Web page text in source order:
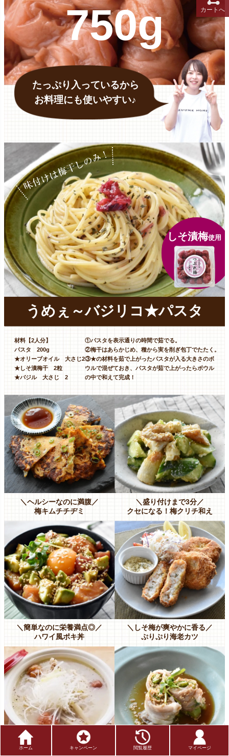
750g
たっぷり入っているから
お料理にも使いやすい♪
味付けは梅干しのみ！
しそ漬梅使用
うめぇ～バジリコ★パスタ
材料【2人分】
パスタ 200g
★オリーブオイル 大さじ2
★しそ漬梅干 2粒
★バジル 大さじ 2
①パスタを表示通りの時間で茹でる。
②梅干はあらかじめ、種から実を削ぎ包丁でたたく。
③★の材料を茹で上がったパスタが入る大きさのボ
ウルで混ぜておき、パスタが茹で上がったらボウル
の中で和えて完成！
＼ヘルシーなのに満腹／
梅キムチチヂミ
＼盛り付けまで3分／
クセになる！梅クリチ和え
＼簡単なのに栄養満点◎／
ハワイ風ポキ丼
＼しそ梅が爽やかに香る／
ぷりぷり海老カツ
＼美味しく食べて美肌に／
カートへ
ホーム キャンペーン 閲覧履歴 マイページ